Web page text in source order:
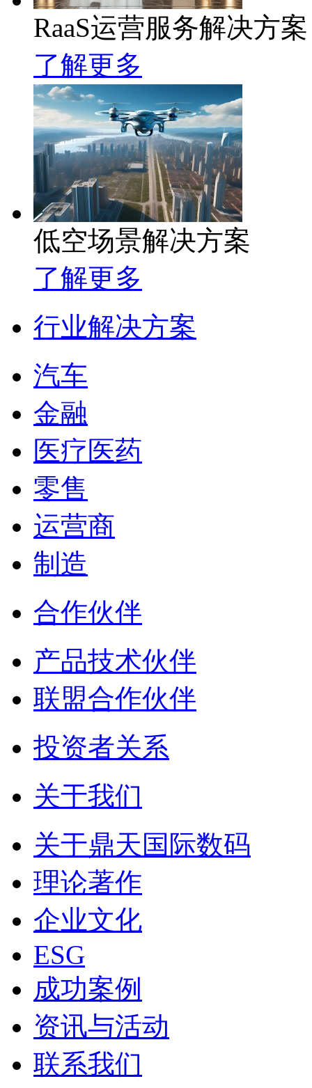
RaaS运营服务解决方案
了解更多
低空场景解决方案
了解更多
行业解决方案
汽车
金融
医疗医药
零售
运营商
制造
合作伙伴
产品技术伙伴
联盟合作伙伴
投资者关系
关于我们
关于鼎天国际数码
理论著作
企业文化
ESG
成功案例
资讯与活动
联系我们